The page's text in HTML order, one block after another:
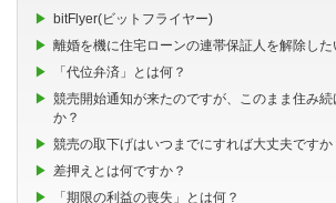
bitFlyer(ビットフライヤー)
離婚を機に住宅ローンの連帯保証人を解除した
「代位弁済」とは何？
競売開始通知が来たのですが、このまま住み
か？
競売の取下げはいつまでにすれば大丈夫ですか
差押えとは何ですか？
「期限の利益の喪失」とは何？